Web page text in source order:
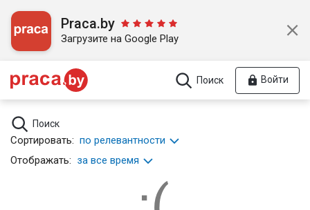
Praca.by
Загрузите на Google Play
Поиск Войти
Поиск
Сортировать: по релевантности
Отображать: за все время